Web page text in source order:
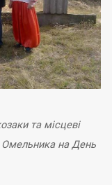
та місцеві
Омельника на День